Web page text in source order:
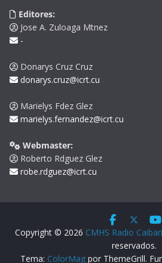
Editores:
Jose A. Zuloaga Mtnez
-
Donarys Cruz Cruz
donarys.cruz@icrt.cu
Marielys Fdez Glez
marielys.fernandez@icrt.cu
Webmaster:
Roberto Rdguez Glez
robe.rdguez@icrt.cu
Copyright © 2026 CMHS Radio
reservados.
Tema: ColorMagpor ThemeGrill.